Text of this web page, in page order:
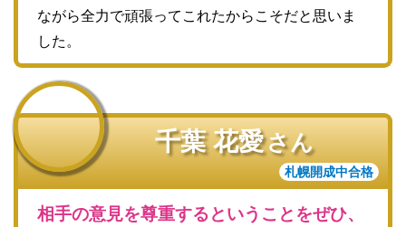
ながら全力で頑張ってこれたからこそだと思いま
した。
千葉 花愛さん
札幌開成中合格
相手の意見を尊重するということをぜひ、